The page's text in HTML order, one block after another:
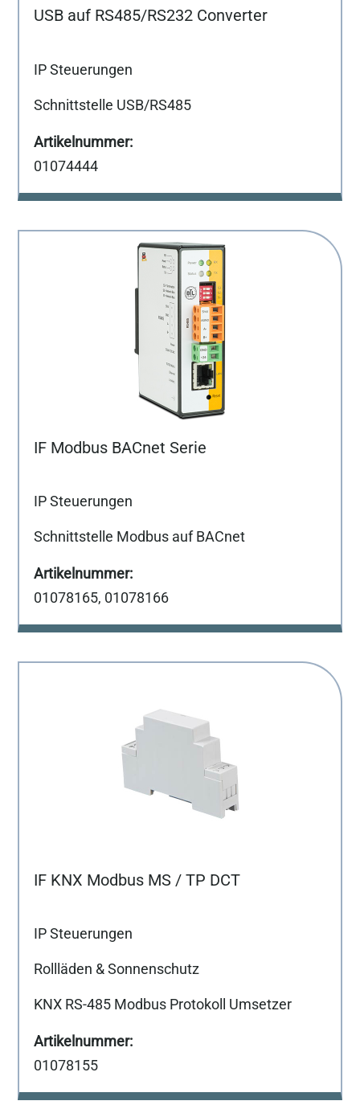
USB auf RS485/RS232 Converter
IP Steuerungen
Schnittstelle USB/RS485
01074444
IF Modbus BACnet Serie
IP Steuerungen
Schnittstelle Modbus auf BACnet
01078165, 01078166
IF KNX Modbus MS / TP DCT
IP Steuerungen
Rollläden & Sonnenschutz
KNX RS-485 Modbus Protokoll Umsetzer
01078155